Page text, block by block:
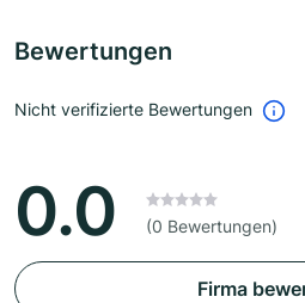
Bewertungen
Nicht verifizierte Bewertungen
0.0 (0 Bewertungen)
Firma